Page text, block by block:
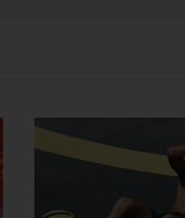
အိမ်တွင်း လေ့ကျင့်